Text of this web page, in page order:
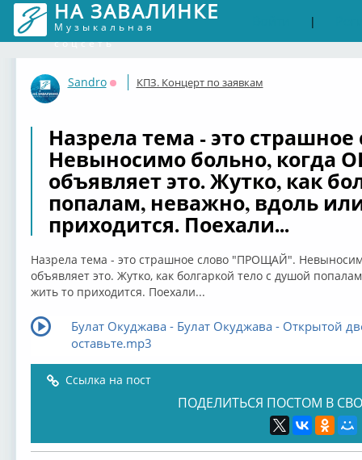
НА ЗАВАЛИНКЕ
Музыкальная
соцсеть
|
Sandro
Оффлайн
КПЗ. Концерт по заявкам
Назрела тема - это
Невыносимо больно, когда
объявляет это. Жутко, как
попалам, неважно, вдоль
приходится. Поехали...
Назрела тема - это страшное слово "ПРОЩАЙ".
объявляет это. Жутко, как болгаркой тело с душой
жить то приходится. Поехали...
Булат Окуджава - Булат Окуджава - Открытой
оставьте.mp3
Ссылка на пост
ПОДЕЛИТЬСЯ ПОСТОМ В